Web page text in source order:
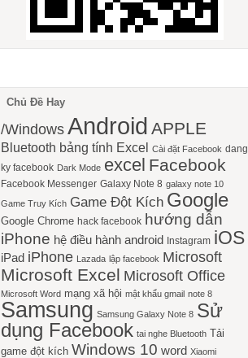
Chủ Đề Hay
/Windows Android APPLE
Bluetooth bảng tính Excel Cài đặt Facebook dang
ky facebook Dark Mode excel Facebook
Facebook Messenger Galaxy Note 8 galaxy note 10
Game Truy Kích Game Đột Kích Google
Google Chrome hack facebook hướng dẫn
iPhone hệ điều hành android Instagram iOS
iPad iPhone Lazada lập facebook Microsoft
Microsoft Excel Microsoft Office
Microsoft Word mạng xã hội mật khẩu gmail note 8
Samsung Samsung Galaxy Note 8 Sử
dụng Facebook tai nghe Bluetooth Tải
game đột kích Windows 10 word Xiaomi